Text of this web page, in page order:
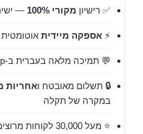
✅ רישיון מקורי 100% —
⚡ אספקה מיידית
💬 תמיכה מלאה בעברית ב-WhatsApp ובמייל
🔒 תשלום מאובטח ואחריות
במקרה של תקלה
⭐ מעל 30,000 לקוחות מרוצים